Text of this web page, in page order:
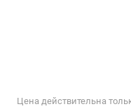
Цена действительна